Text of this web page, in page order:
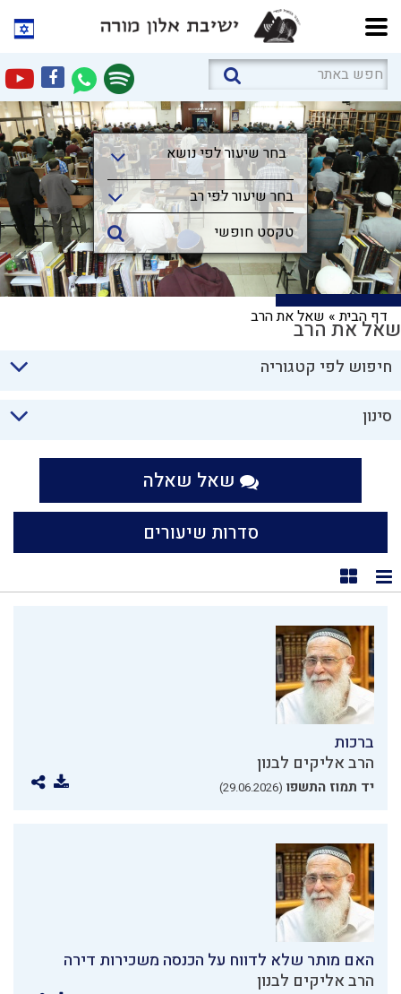
בחר שיעור לפי נושא
בחר שיעור לפי נושא
בחר שיעור לפי רב
דף הבית» שאל את הרבשאל את הרב
חיפוש לפי קטגוריה
סינון
שאל שאלה
סדרות שיעורים
תצוגת רשימה
תצוגת קוביות
ברכות
הרב אליקים לבנון
יד תמוז התשפו (29.06.2026)
האם מותר שלא לדווח על הכנסה משכירות דירה
הרב אליקים לבנון